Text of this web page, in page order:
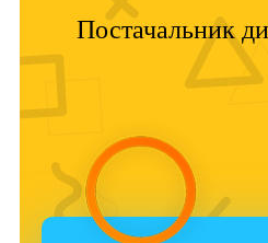
Постачальник